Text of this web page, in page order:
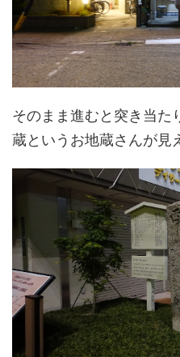
そのまま進むと突き当た
蔵というお地蔵さんが見